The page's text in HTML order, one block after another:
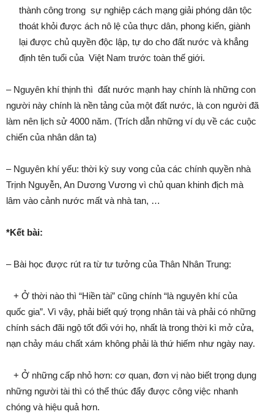
thành công trong sự nghiệp cách mạng giải phóng dân tộc
thoát khỏi được ách nô lệ của thực dân, phong kiến, giành
lại được chủ quyền độc lập, tự do cho đất nước và khẳng
định tên tuổi của Việt Nam trước toàn thế giới.
– Nguyên khí thịnh thì đất nước mạnh hay chính là những con
người này chính là nền tảng của một đất nước, là con người đã
làm nên lịch sử 4000 năm. (Trích dẫn những ví dụ về các cuộc
chiến của nhân dân ta)
– Nguyên khí yếu: thời kỳ suy vong của các chính quyền nhà
Trịnh Nguyễn, An Dương Vương vì chủ quan khinh địch mà
lâm vào cảnh nước mất và nhà tan, …
*Kết bài:
– Bài học được rút ra từ tư tưởng của Thân Nhân Trung:
+ Ở thời nào thì “Hiền tài” cũng chính “là nguyên khí của
quốc gia”. Vì vậy, phải biết quý trọng nhân tài và phải có những
chính sách đãi ngộ tốt đối với họ, nhất là trong thời kì mở cửa,
nạn chảy máu chất xám không phải là thứ hiếm như ngày nay.
+ Ở những cấp nhỏ hơn: cơ quan, đơn vị nào biết trọng dụng
những người tài thì có thể thúc đẩy được công việc nhanh
chóng và hiệu quả hơn.